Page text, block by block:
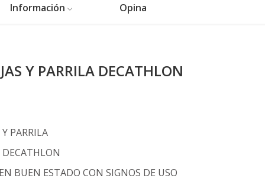
Información Opina
Y PARRILA DECATHLON
Y PARRILA
DECATHLON
BUEN ESTADO CON SIGNOS DE USO